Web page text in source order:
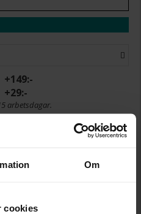
Om
cookies
+149:-
+29:-
arbetsdagar.
ATT LÄGGA I